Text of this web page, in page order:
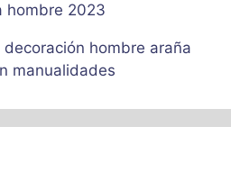
hombre 2023
hombre araña
manualidades